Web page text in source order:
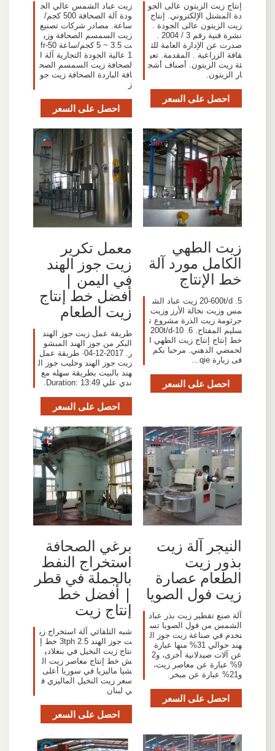
إنتاج زيت الزيتون عالى الجو
دة المشتل الإلكتروني. إنتاج
زيت الزيتون عالى الجودة .
صدرت عن الإدارة العامة للث
قافة الزراعية . المقدمة. تعي
ئة زيت الزيتون. أصناف أشج
ار الزيتون.
احصل على السعر
زيت عباد الشمس عالي الج
ودة آلة الصحافة 500 كجم/
ساعة. مصادر شركات تصنيع
زيت السمسم الصحافة وزي
ت 3.5 ~ 5 كجم/ساعة fr-50
1 عالية الجودة التجارية آلة ا
لصحافة زيت السمسم الصح
افة الباردة الصحافة زيت جو
ز
احصل على السعر
زيت الطهي
الكامل مورد آلة
خط الإنتاج
5. 20-600t/d زيت عباد الش
مس وزيت نخالة الأرز وزيت
جرثومة زيت الذرة مشروع ت
سليم المفتاح. 6. 10-200t/d
خط إنتاج إنتاج زيت الطهي ا
لحمضي الدهني. مرحبا بكم
فى زيارة qie…
احصل على السعر
معمل تكرير
زيت جوز الهند
في اليمن |
أفضل خط إنتاج
زيت الطعام
‫طريقة عمل زيت جوز الهند
البكر من جوز الهند المبشو
ر. 2017-12-04· طريقة عمل
زيت جوز الهند وحليب جوز ال
هند بالبيت بطريقة سهله مع
ندي علي Duration: 13:49.
احصل على السعر
النيجر آلة زيت
بذور زيت
الطعام عصارة
زيت فول الصويا
آلة صنع تقطير زيت بذر عباد
الشمس من فول الصويا تس
تخدم في صناعة زيت جوز ال
هند حوالي 31% منها عبارة
عن آلات صيدلانية أخرى، و2
9% عبارة عن معاصر زيت،
و21% عبارة عن مبخر.
احصل على السعر
برغي الصحافة
استخراج النفط
بالجملة في قطر
| أفضل خط
إنتاج زيت
شبه التلقائي آلة استخراج زي
ت جوز الهند 2.5 3tph خط إ
نتاج زيت النخيل في بنغلادي
ش خط إنتاج معاصر زيت ال
شيا ماليزيا في سوريا أعلى
سعر زيت النخيل الماليزي ف
ي لبنان
احصل على السعر